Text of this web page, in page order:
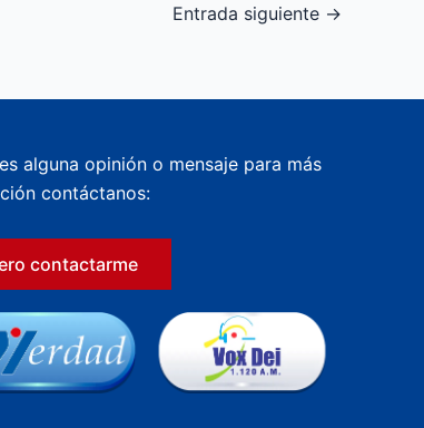
Entrada siguiente →
alguna opinión o mensaje para más
contáctanos:
contactarme